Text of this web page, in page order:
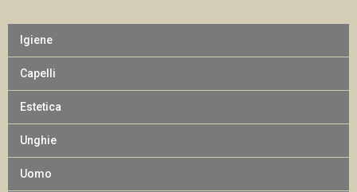
Igiene
Capelli
Estetica
Unghie
Uomo